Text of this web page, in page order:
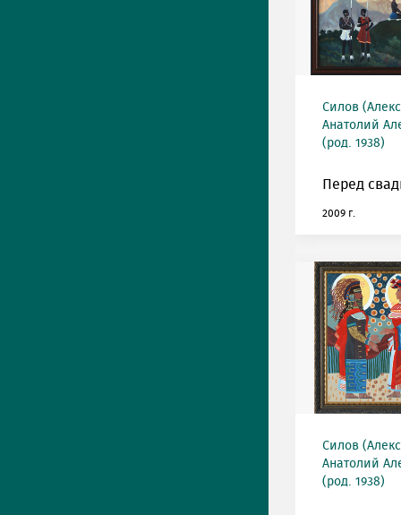
Силов
Анатолий
(род. 1938)
Перед
2009 г.
Силов
Анатолий
(род. 1938)